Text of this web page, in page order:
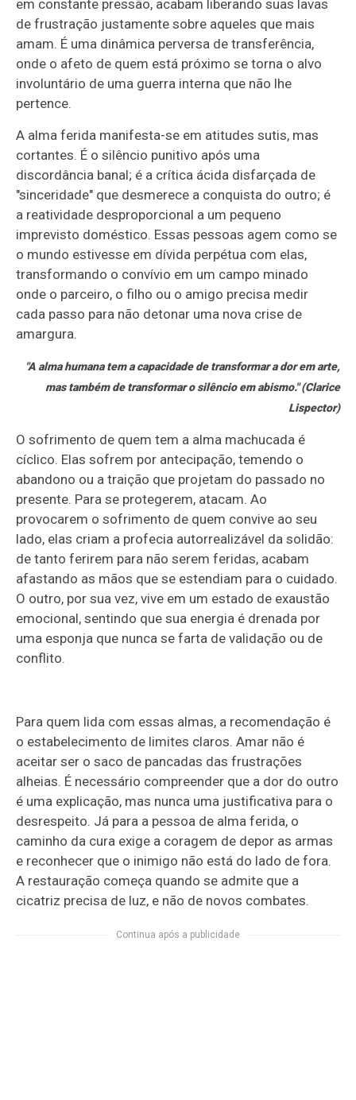
em constante pressão, acabam liberando suas lavas
de frustração justamente sobre aqueles que mais
amam. É uma dinâmica perversa de transferência,
onde o afeto de quem está próximo se torna o alvo
involuntário de uma guerra interna que não lhe
pertence.
A alma ferida manifesta-se em atitudes sutis, mas
cortantes. É o silêncio punitivo após uma
discordância banal; é a crítica ácida disfarçada de
"sinceridade" que desmerece a conquista do outro; é
a reatividade desproporcional a um pequeno
imprevisto doméstico. Essas pessoas agem como se
o mundo estivesse em dívida perpétua com elas,
transformando o convívio em um campo minado
onde o parceiro, o filho ou o amigo precisa medir
cada passo para não detonar uma nova crise de
amargura.
"A alma humana tem a capacidade de transformar a dor em arte,
mas também de transformar o silêncio em abismo." (Clarice
Lispector)
O sofrimento de quem tem a alma machucada é
cíclico. Elas sofrem por antecipação, temendo o
abandono ou a traição que projetam do passado no
presente. Para se protegerem, atacam. Ao
provocarem o sofrimento de quem convive ao seu
lado, elas criam a profecia autorrealizável da solidão:
de tanto ferirem para não serem feridas, acabam
afastando as mãos que se estendiam para o cuidado.
O outro, por sua vez, vive em um estado de exaustão
emocional, sentindo que sua energia é drenada por
uma esponja que nunca se farta de validação ou de
conflito.
Para quem lida com essas almas, a recomendação é
o estabelecimento de limites claros. Amar não é
aceitar ser o saco de pancadas das frustrações
alheias. É necessário compreender que a dor do outro
é uma explicação, mas nunca uma justificativa para o
desrespeito. Já para a pessoa de alma ferida, o
caminho da cura exige a coragem de depor as armas
e reconhecer que o inimigo não está do lado de fora.
A restauração começa quando se admite que a
cicatriz precisa de luz, e não de novos combates.
Continua após a publicidade